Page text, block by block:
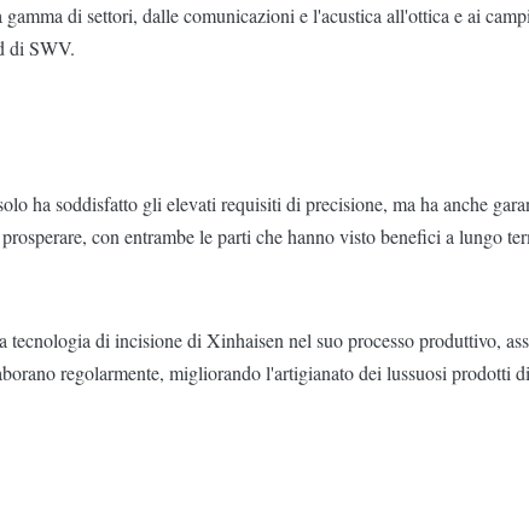
di settori, dalle comunicazioni e l'acustica all'ottica e ai
di SWV.
ha soddisfatto gli elevati requisiti di precisione, ma ha anche
con entrambe le parti che hanno visto benefici a lungo
di incisione di Xinhaisen nel suo processo produttivo,
regolarmente, migliorando l'artigianato dei lussuosi prodotti